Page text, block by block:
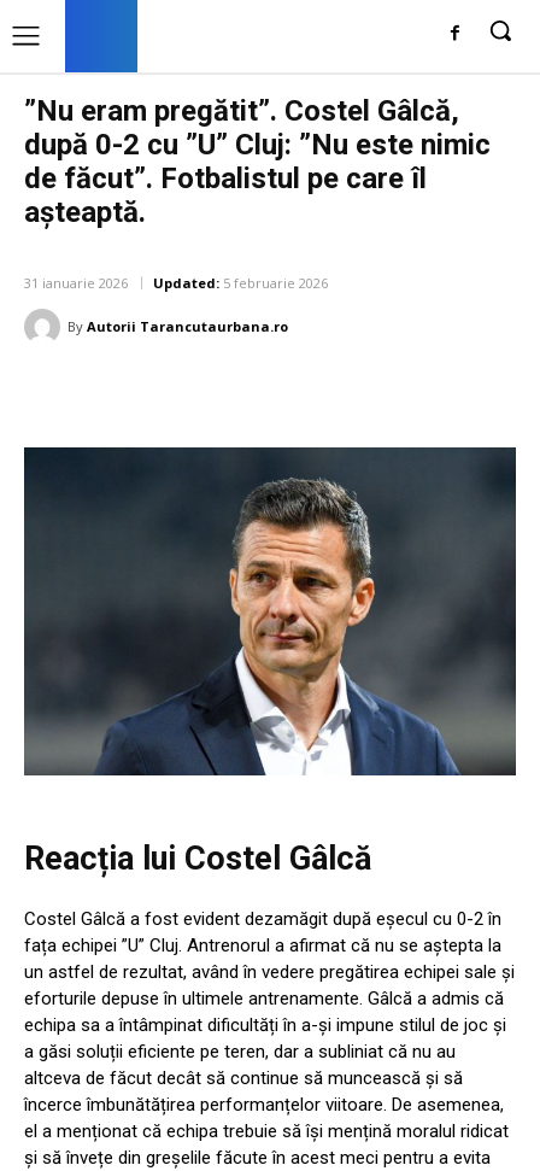
”Nu eram pregătit”. Costel Gâlcă,
după 0-2 cu ”U” Cluj: ”Nu este nimic
de făcut”. Fotbalistul pe care îl
așteaptă.
31 ianuarie 2026 Updated: 5 februarie 2026
By Autorii Tarancutaurbana.ro
Reacția lui Costel Gâlcă
Costel Gâlcă a fost evident dezamăgit după eșecul cu 0-2 în
fața echipei ”U” Cluj. Antrenorul a afirmat că nu se aștepta la
un astfel de rezultat, având în vedere pregătirea echipei sale și
eforturile depuse în ultimele antrenamente. Gâlcă a admis că
echipa sa a întâmpinat dificultăți în a-și impune stilul de joc și
a găsi soluții eficiente pe teren, dar a subliniat că nu au
altceva de făcut decât să continue să muncească și să
încerce îmbunătățirea performanțelor viitoare. De asemenea,
el a menționat că echipa trebuie să își mențină moralul ridicat
și să învețe din greșelile făcute în acest meci pentru a evita